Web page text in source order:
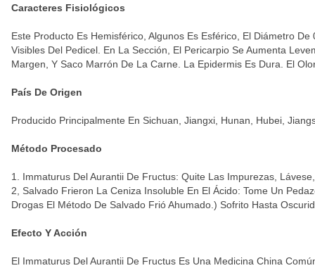
Caracteres Fisiológicos
Este Producto Es Hemisférico, Algunos Es Esférico, El Diámetro
Visibles Del Pedicel. En La Sección, El Pericarpio Se Aumenta
Margen, Y Saco Marrón De La Carne. La Epidermis Es Dura. El
País De Origen
Producido Principalmente En Sichuan, Jiangxi, Hunan, Hubei,
Método Procesado
1. Immaturus Del Aurantii De Fructus: Quite Las Impurezas,
2, Salvado Frieron La Ceniza Insoluble En El Ácido: Tome Un
Drogas El Método De Salvado Frió Ahumado.) Sofrito Hasta
Efecto Y Acción
El Immaturus Del Aurantii De Fructus Es Una Medicina China